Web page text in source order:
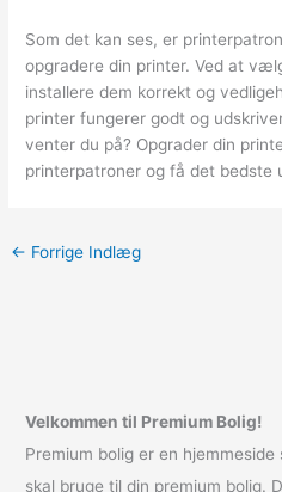
Som det kan ses, er
opgradere din printer. Ved at
installere dem korrekt og
printer fungerer godt og
venter du på? Opgrader din
printerpatroner og få det bedste
← Forrige Indlæg
Velkommen til Premium Bolig!
Premium bolig er en
skal bruge til din premium bolig.